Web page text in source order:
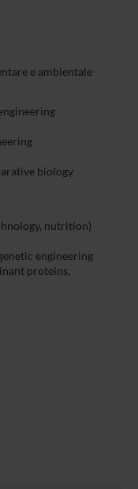
e ambientale
biology
nutrition)
engineering
proteins,